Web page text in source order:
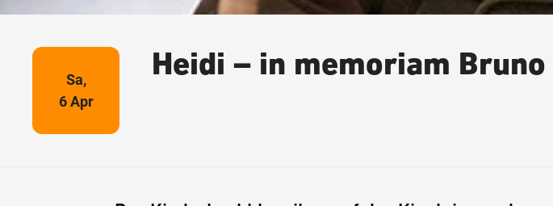
Sa,
6 Apr
Heidi – in memoriam Bruno